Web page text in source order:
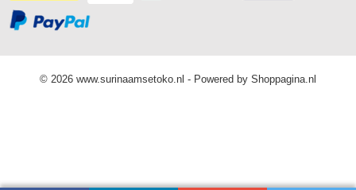
© 2026 www.surinaamsetoko.nl - Powered by Shoppagina.nl